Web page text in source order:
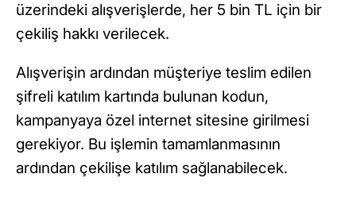
üzerindeki alışverişlerde, her 5 bin TL için bir
çekiliş hakkı verilecek.
Alışverişin ardından müşteriye teslim edilen
şifreli katılım kartında bulunan kodun,
kampanyaya özel internet sitesine girilmesi
gerekiyor. Bu işlemin tamamlanmasının
ardından çekilişe katılım sağlanabilecek.